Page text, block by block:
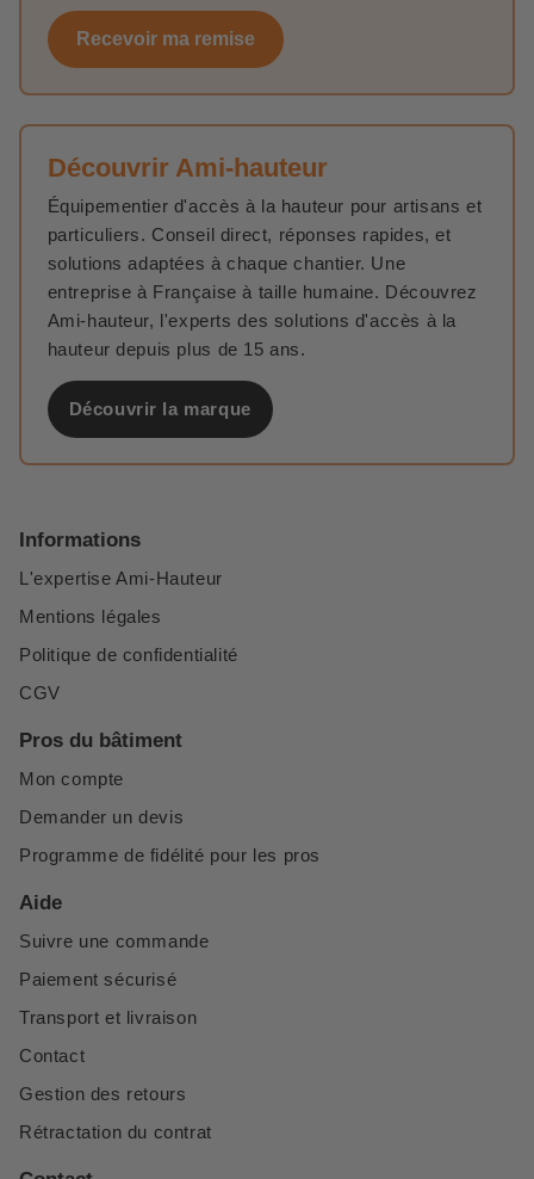
Recevoir ma remise
Découvrir Ami-hauteur
Équipementier d'accès à la hauteur pour artisans et
particuliers. Conseil direct, réponses rapides, et
solutions adaptées à chaque chantier. Une
entreprise à Française à taille humaine. Découvrez
Ami-hauteur, l'experts des solutions d'accès à la
hauteur depuis plus de 15 ans.
Découvrir la marque
Informations
L'expertise Ami-Hauteur
Mentions légales
Politique de confidentialité
CGV
Pros du bâtiment
Mon compte
Demander un devis
Programme de fidélité pour les pros
Aide
Suivre une commande
Paiement sécurisé
Transport et livraison
Contact
Gestion des retours
Rétractation du contrat